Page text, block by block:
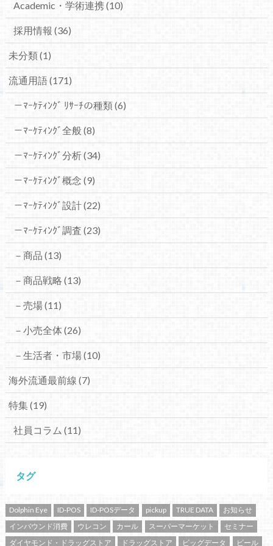
Academic・学術連携(10)
採用情報 (36)
未分類(1)
流通用語(171)
－ﾏｰｹﾃｨﾝｸﾞ ﾘｻｰﾁの種類(6)
－ﾏｰｹﾃｨﾝｸﾞ全般(8)
－ﾏｰｹﾃｨﾝｸﾞ分析(34)
－ﾏｰｹﾃｨﾝｸﾞ概念 (9)
－ﾏｰｹﾃｨﾝｸﾞ設計(22)
－ﾏｰｹﾃｨﾝｸﾞ調査 (23)
－商品 (13)
－商品戦略 (13)
－売場(11)
－小売全体 (26)
－生活者・市場(10)
海外流通最前線 (7)
特集(19)
社員コラム (11)
タグ
Dolphin Eye ID-POS ID-POSデータ pickup TRUE DATA
お知らせ
インバウンド消費
ウレコン カール スーパーマーケット
セミナー
ダイヤモンド・ドラッグストア
ドラッグストア ビッグデータ ビール